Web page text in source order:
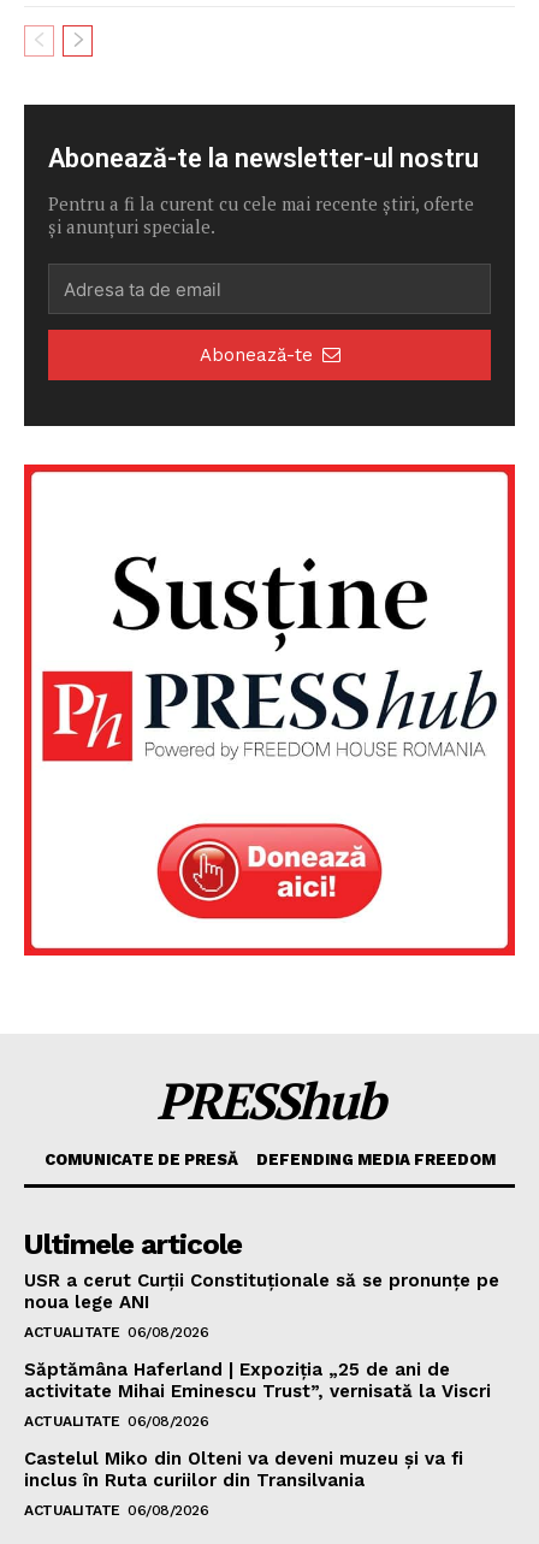
Abonează-te la newsletter-ul nostru
Pentru a fi la curent cu cele mai recente știri, oferte
și anunțuri speciale.
Abonează-te
PRESShub
COMUNICATE DE PRESĂ DEFENDING MEDIA FREEDOM
Ultimele articole
USR a cerut Curții Constituționale să se pronunțe pe
noua lege ANI
ACTUALITATE 06/08/2026
Săptămâna Haferland | Expoziţia „25 de ani de
activitate Mihai Eminescu Trust”, vernisată la Viscri
ACTUALITATE 06/08/2026
Castelul Miko din Olteni va deveni muzeu şi va fi
inclus în Ruta curiilor din Transilvania
ACTUALITATE 06/08/2026